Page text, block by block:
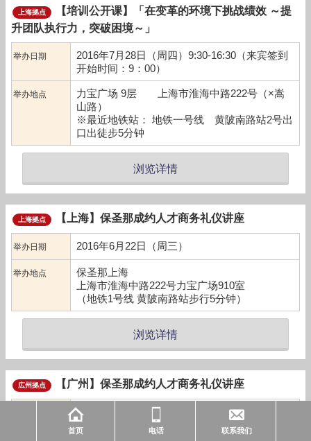
上海拠点
【培训公开课】「在变革的环境下挑战绩效 ～提
升团队执行力，突破困境～」
举办日期
2016年7月28日（周四）9:30-16:30（来宾签到
开始时间：9：00）
举办地点
力宝广场 9层 上海市淮海中路222号（×嵩
山路）
※最近地铁站： 地铁一号线 黄陂南路站2号出
口出徒步5分钟
浏览详情
上海拠点 【上海】保圣那成约人才商务礼仪讲座
举办日期 2016年6月22日（周三）
举办地点
保圣那上海
上海市淮海中路222号力宝广场910室
（地铁1号线 黄陂南路站步行5分钟）
浏览详情
広州拠点 【广州】保圣那成约人才商务礼仪讲座
2016年5月26日（周四）
保圣那中国 広州分公司
首页 电话 联系我们